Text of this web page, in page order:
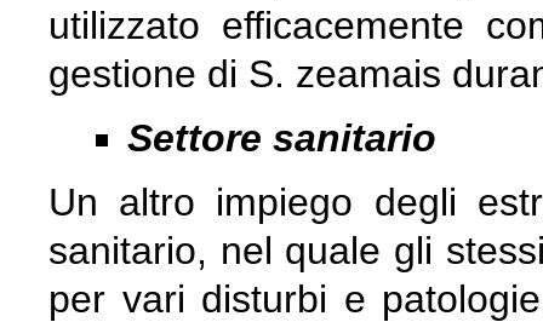
utilizzato efficacemente
gestione di S. zeamais
Settore sanitario
Un altro impiego degli
sanitario, nel quale gli
per vari disturbi e